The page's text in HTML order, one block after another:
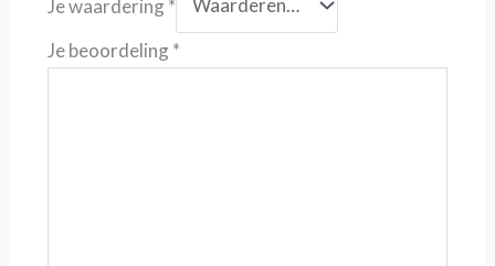
Je waardering*
Je beoordeling*